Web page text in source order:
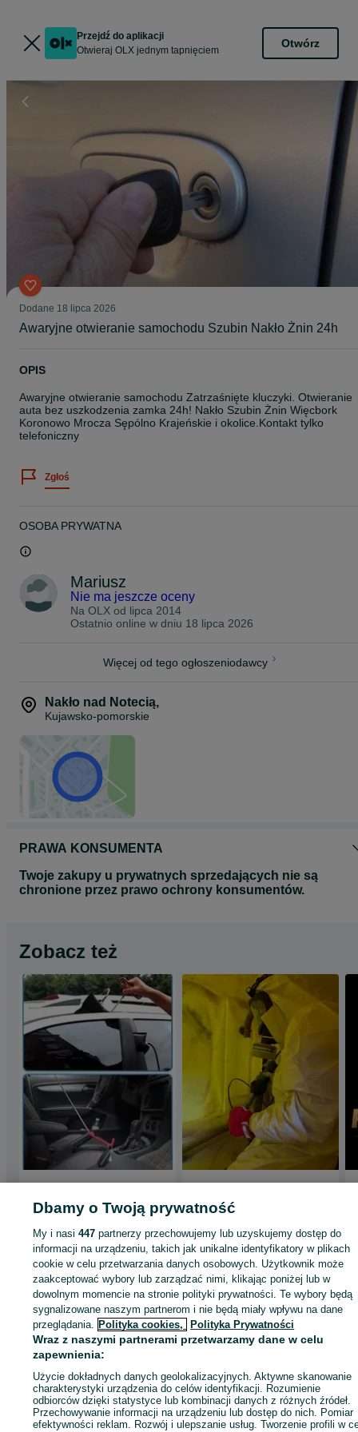
Przejdź do aplikacji
Otwieraj OLX jednym tapnięciem
Otwórz
Dodane 18 lipca 2026
Awaryjne otwieranie samochodu Szubin Nakło Żnin 24h
OPIS
Awaryjne otwieranie samochodu Zatrzaśnięte kluczyki. Otwieranie
auta bez uszkodzenia zamka 24h! Nakło Szubin Żnin Więcbork
Koronowo Mrocza Sępólno Krajeńskie i okolice.Kontakt tylko
telefoniczny
Zgłoś
OSOBA PRYWATNA
Mariusz
Nie ma jeszcze oceny
Na OLX od lipca 2014
Ostatnio online w dniu 18 lipca 2026
Więcej od tego ogłoszeniodawcy
Nakło nad Notecią,
Kujawsko-pomorskie
PRAWA KONSUMENTA
Twoje zakupy u prywatnych sprzedających nie są
chronione przez prawo ochrony konsumentów.
Zobacz też
samochodu 24h |
Zatrzaśnięte kluczyki
Cielimowo
03 sierpnia 2026
Spawanie Tworzyw
Sztucznych , zborniki
- opryskiwacz , paliwa
Serwis Ogumienia
WULKANIZACJA
Nakło nad Notecią
27 lipca 2026
Strona główna Usługi Usługi motoryzacyjne Pozostałe
Pozostałe -
Kujawsko-pomorskie
Pozostałe - Nakło nad Notecią
KATEGORIA
ID:346952184 Wyświetlenia:
Dbamy o Twoją prywatność
My i nasi447 partnerzy przechowujemy lub uzyskujemy dostęp do
informacji na urządzeniu, takich jak unikalne identyfikatory w plikach
cookie w celu przetwarzania danych osobowych. Użytkownik może
zaakceptować wybory lub zarządzać nimi, klikając poniżej lub w
dowolnym momencie na stronie polityki prywatności. Te wybory będą
sygnalizowane naszym partnerom i nie będą miały wpływu na dane
przeglądania. Polityka cookies, Polityka Prywatności
Wraz z naszymi partnerami przetwarzamy dane w celu
zapewnienia:
Użycie dokładnych danych geolokalizacyjnych. Aktywne skanowanie
charakterystyki urządzenia do celów identyfikacji. Rozumienie
odbiorców dzięki statystyce lub kombinacji danych z różnych źródeł.
Przechowywanie informacji na urządzeniu lub dostęp do nich. Pomiar
efektywności reklam. Rozwój i ulepszanie usług. Tworzenie profili w